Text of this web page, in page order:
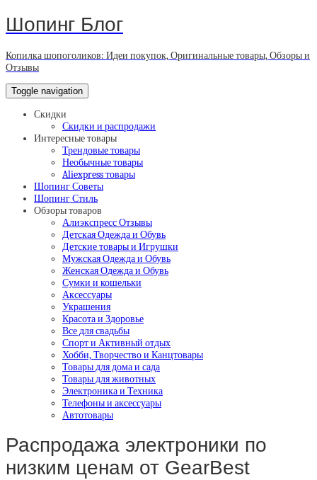
Шопинг Блог
Копилка шопоголиков: Идеи покупок, Оригинальные товары, Обзоры и
Отзывы
Toggle navigation
Скидки
Скидки и распродажи
Интересные товары
Трендовые товары
Необычные товары
Aliexpress товары
Шопинг Советы
Шопинг Стиль
Обзоры товаров
Алиэкспресс Отзывы
Детская Одежда и Обувь
Детские товары и Игрушки
Мужская Одежда и Обувь
Женская Одежда и Обувь
Сумки и кошельки
Аксессуары
Украшения
Красота и Здоровье
Все для свадьбы
Спорт и Активный отдых
Хобби, Творчество и Канцтовары
Товары для дома и сада
Товары для животных
Электроника и Техника
Телефоны и аксессуары
Автотовары
Распродажа электроники по
низким ценам от GearBest